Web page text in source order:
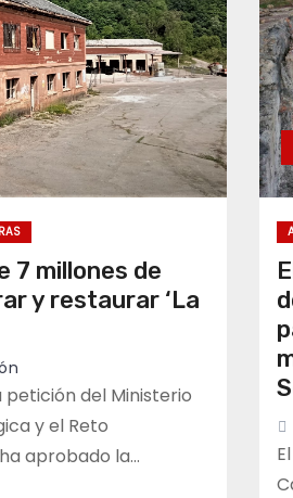
7 millones de
y restaurar ‘La
petición del Ministerio
y el Reto
aprobado la…